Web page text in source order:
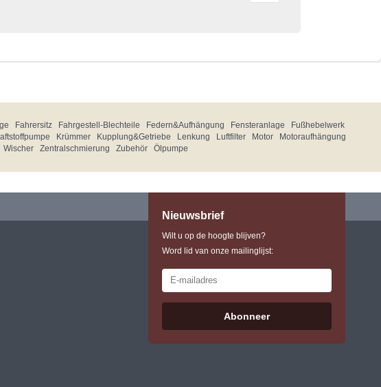
Fahrersitz Fahrgestell-Blechteile Federn&Aufhängung Fensteranlage
Fußhebelwerk
Krümmer Kupplung&Getriebe Lenkung Luftfilter Motor
Motoraufhängung
Wischer Zentralschmierung Zubehör Ölpumpe
Nieuwsbrief
Wilt u op de hoogte blijven?
Word lid van onze mailinglijst:
Abonneer